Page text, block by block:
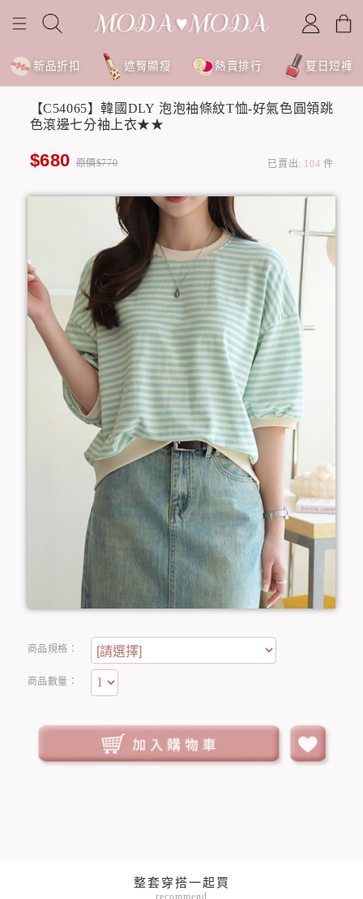
新品折扣 遮臀顯瘦 熱賣排行 夏日短褲
【C54065】韓國DLY 泡泡袖條紋T恤-好氣色圓領跳
色滾邊七分袖上衣★★
$680 原價$770 已賣出: 104 件
商品規格：
商品數量：
整套穿搭一起買